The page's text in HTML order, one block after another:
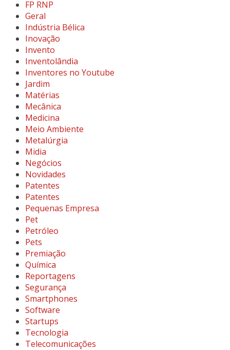
FP RNP
Geral
Indústria Bélica
Inovação
Invento
Inventolândia
Inventores no Youtube
Jardim
Matérias
Mecânica
Medicina
Meio Ambiente
Metalúrgia
Midia
Negócios
Novidades
Patentes
Patentes
Pequenas Empresa
Pet
Petróleo
Pets
Premiação
Química
Reportagens
Segurança
Smartphones
Software
Startups
Tecnologia
Telecomunicações